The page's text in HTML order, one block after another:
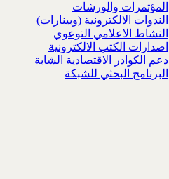
المؤتمرات والورشات
الندوات الالكترونية (وبينارات)
النشاط الاعلامي التوعوي
اصدارات الكتب الالكترونية
دعم الكوادر الاقتصادية الشابة
البرنامج البحثي للشبكة